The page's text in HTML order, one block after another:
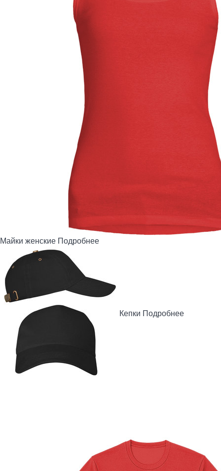
Майки женские Подробнее
Кепки Подробнее